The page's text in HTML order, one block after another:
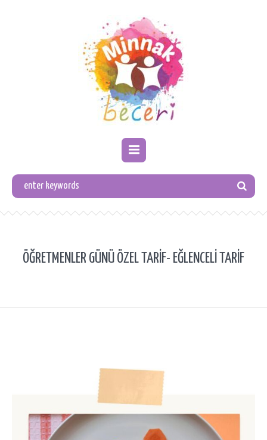
ÖĞRETMENLER GÜNÜ ÖZEL TARİF- EĞLENCELİ TARİF